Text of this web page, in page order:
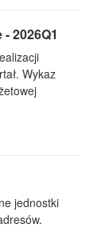
2026Q1
Wykaz
jednostki